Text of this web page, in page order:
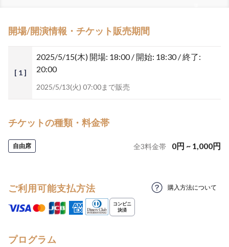
開場/開演情報・チケット販売期間
[ 1 ]
2025/5/15(木) 開場: 18:00 / 開始: 18:30 / 終了:
20:00
2025/5/13(火) 07:00まで販売
チケットの種類・料金帯
自由席 全3料金帯 0円 ~ 1,000円
ご利用可能支払方法 購入方法について
プログラム